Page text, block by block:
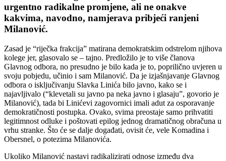
urgentno radikalne promjene, ali ne onakve
kakvima, navodno, namjerava pribjeći ranjeni
Milanović.
Zasad je “riječka frakcija” matirana demokratskim odstrelom njihova
kolege jer, glasovalo se – tajno. Predložilo je to više članova
Glavnog odbora, no presudno je bilo kada je to, poprilično uvjeren u
svoju pobjedu, učinio i sam Milanović. Da je izjašnjavanje Glavnog
odbora o isključivanju Slavka Linića bilo javno, kako se i
najavljivalo (“klevetali su javno pa neka javno i glasaju”, govorio je
Milanović), tada bi Linićevi zagovornici imali adut za osporavanje
demokratičnosti postupka. Ovako, svima preostaje samo prihvatiti
legitimnost odluke i poštovati epilog jednog dramatičnog obračuna u
vrhu stranke. Što će se dalje događati, ovisit će, vele Komadina i
Obersnel, o potezima Milanovića.
Ukoliko Milanović nastavi radikalizirati odnose između dva